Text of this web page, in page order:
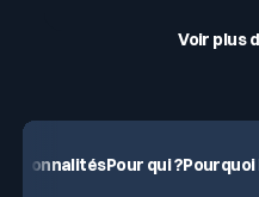
Pour qui ?
Voir plus